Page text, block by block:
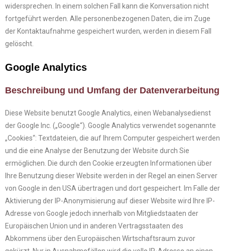
widersprechen. In einem solchen Fall kann die Konversation nicht
fortgeführt werden. Alle personenbezogenen Daten, die im Zuge
der Kontaktaufnahme gespeichert wurden, werden in diesem Fall
gelöscht.
Google Analytics
Beschreibung und Umfang der Datenverarbeitung
Diese Website benutzt Google Analytics, einen Webanalysedienst
der Google Inc. („Google“). Google Analytics verwendet sogenannte
„Cookies“: Textdateien, die auf Ihrem Computer gespeichert werden
und die eine Analyse der Benutzung der Website durch Sie
ermöglichen. Die durch den Cookie erzeugten Informationen über
Ihre Benutzung dieser Website werden in der Regel an einen Server
von Google in den USA übertragen und dort gespeichert. Im Falle der
Aktivierung der IP-Anonymisierung auf dieser Website wird Ihre IP-
Adresse von Google jedoch innerhalb von Mitgliedstaaten der
Europäischen Union und in anderen Vertragsstaaten des
Abkommens über den Europäischen Wirtschaftsraum zuvor